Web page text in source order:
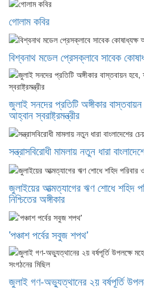
গোলাম কবির
বিশ্বনাথ মডেল প্রেসক্লাবে সাবেক
জুলাই সনদের প্রতিটি অঙ্গীকার
আহ্বান স্বরাষ্ট্রমন্ত্রীর
সন্ত্রাসবিরোধী মামলায় নতুন ধারা
জুলাইয়ের আত্মত্যাগের ঋণ শোধে শহিদ
নিশ্চিতের অঙ্গীকার
'পঞ্চাশ পর্বের সবুজ শপথ'
জুলাই গণ-অভ্যুত্থানের ২য় বর্ষপূর্তি